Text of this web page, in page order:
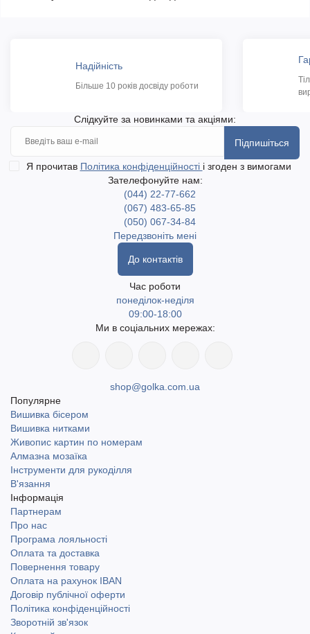
Надійність
Більше 10 років досвіду роботи
Слідкуйте за новинками та акціями:
Підпишіться
Я прочитав Політика конфіденційності і згоден з вимогами
Зателефонуйте нам:
(044) 22-77-662
(067) 483-65-85
(050) 067-34-84
Передзвоніть мені
До контактів
Час роботи
понеділок-неділя
09:00-18:00
Ми в соціальних мережах:
shop@golka.com.ua
Популярне
Вишивка бісером
Вишивка нитками
Живопис картин по номерам
Алмазна мозаїка
Інструменти для рукоділля
В'язання
Інформація
Партнерам
Про нас
Програма лояльності
Оплата та доставка
Повернення товару
Оплата на рахунок IBAN
Договір публічної оферти
Політика конфіденційності
Зворотній зв'язок